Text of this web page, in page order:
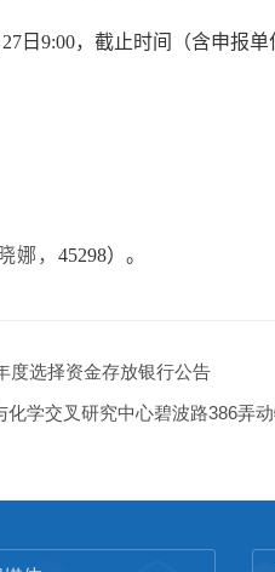
27 日9:00，截止时间（含申报
娜，45298）。
度选择资金存放银行公告
学交叉研究中心碧波路386弄